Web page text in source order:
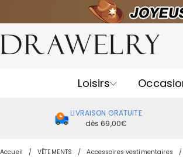
Loisirs
LIVRAISON GRATUITE
dès 69,00€
Accueil VÊTEMENTS Accessoires vestimentaires